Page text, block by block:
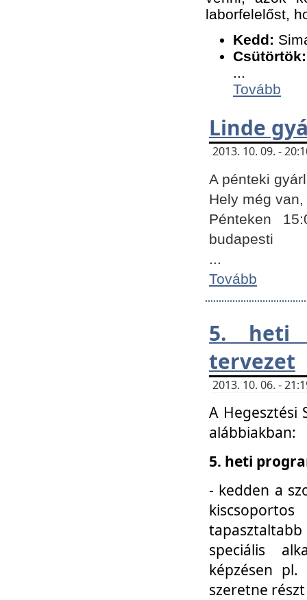
laborfelelőst,
Kedd:
Csütörtök:
...
Tovább
Linde
2013. 10. 09. -
A pénteki
Hely még
Pénteken
budapesti
...
Tovább
5. heti
tervezet
2013. 10. 06. -
A Hegesztési
alábbiakban:
5. heti
- kedden a
speciális
képzésen
szeretne